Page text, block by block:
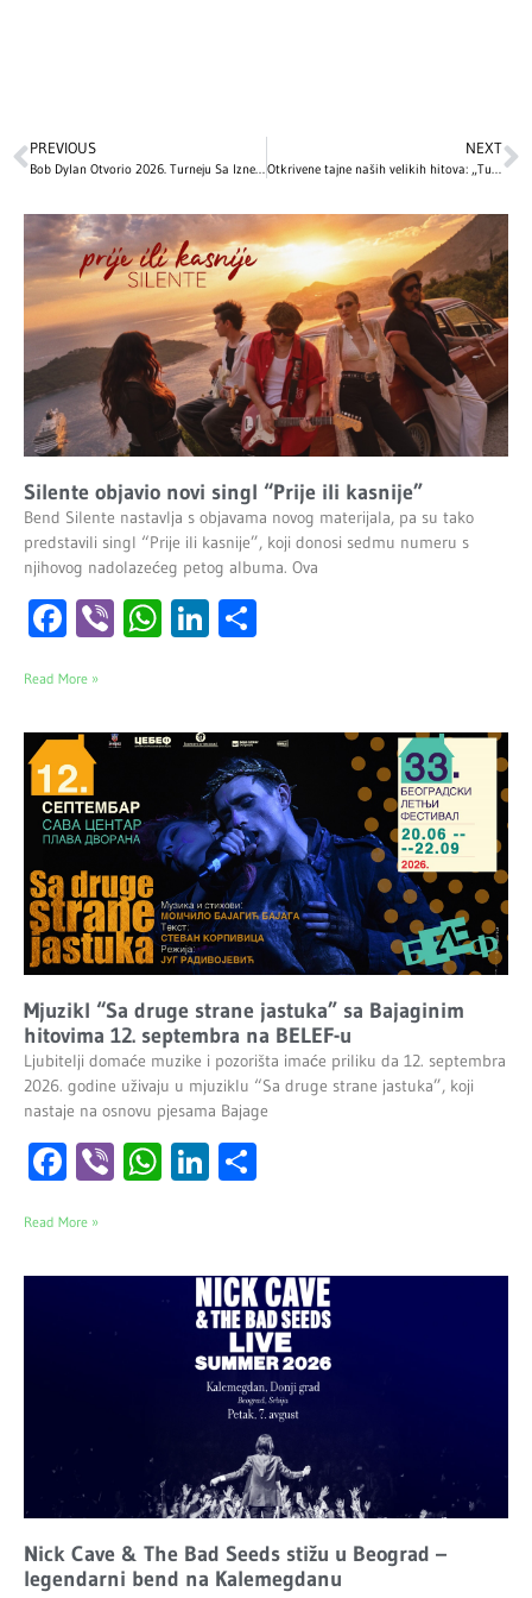
PREVIOUS
Bob Dylan Otvorio 2026. Turneju Sa Iznenađujućim Coverom Eddie Cochran-a
NEXT
Otkrivene tajne naših velikih hitova: „Tuga iz Poršea“ i simbolika pesme „Sava i Dunav“
Silente objavio novi singl “Prije ili kasnije”
Bend Silente nastavlja s objavama novog materijala, pa su tako
predstavili singl “Prije ili kasnije”, koji donosi sedmu numeru s
njihovog nadolazećeg petog albuma. Ova
Facebook
ViberWhatsApp
LinkedIn
Read More »
Mjuzikl “Sa druge strane jastuka” sa Bajaginim
hitovima 12. septembra na BELEF-u
Ljubitelji domaće muzike i pozorišta imaće priliku da 12. septembra
2026. godine uživaju u mjuziklu “Sa druge strane jastuka”, koji
nastaje na osnovu pjesama Bajage
Facebook
ViberWhatsApp
LinkedIn
Read More »
Nick Cave & The Bad Seeds stižu u Beograd –
legendarni bend na Kalemegdanu